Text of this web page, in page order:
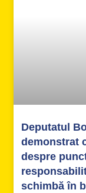
Deputatul
demonstrat
despre
schimbă în